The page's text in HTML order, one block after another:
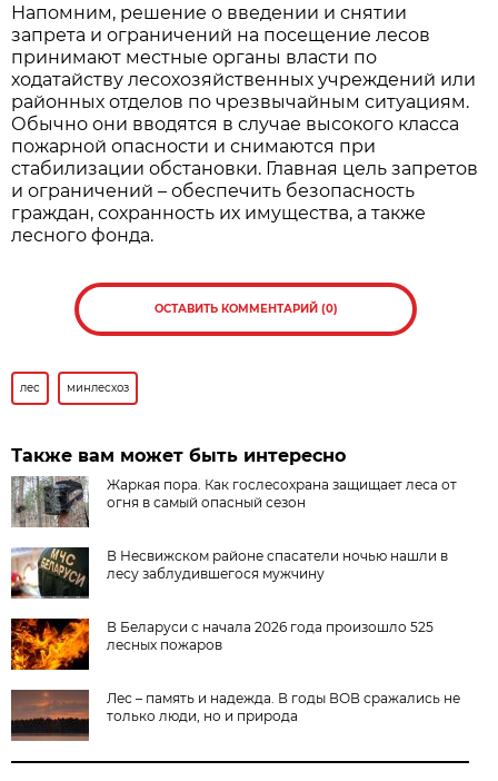
Напомним, решение о введении и снятии
запрета и ограничений на посещение лесов
принимают местные органы власти по
ходатайству лесохозяйственных учреждений или
районных отделов по чрезвычайным ситуациям.
Обычно они вводятся в случае высокого класса
пожарной опасности и снимаются при
стабилизации обстановки. Главная цель запретов
и ограничений – обеспечить безопасность
граждан, сохранность их имущества, а также
лесного фонда.
ОСТАВИТЬ КОММЕНТАРИЙ (0)
лес минлесхоз
Также вам может быть интересно
Жаркая пора. Как гослесохрана защищает леса от
огня в самый опасный сезон
В Несвижском районе спасатели ночью нашли в
лесу заблудившегося мужчину
В Беларуси с начала 2026 года произошло 525
лесных пожаров
Лес – память и надежда. В годы ВОВ сражались не
только люди, но и природа